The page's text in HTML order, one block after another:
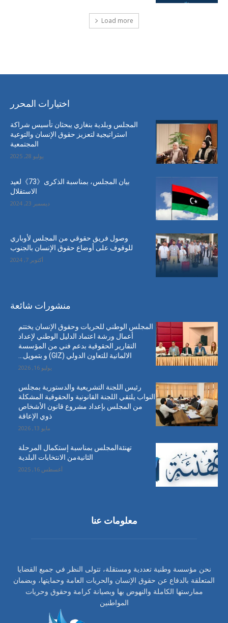
Load more
اختيارات المحرر
المجلس وبلدية بنغازي يبحثان تأسيس شراكة
استراتيجية لتعزيز حقوق الإنسان والتوعية
المجتمعية
يوليو 28, 2025
بيان المجلس، بمناسبة الذكرى《73》لعيد
الاستقلال
ديسمبر 23, 2024
وصول فريق حقوقي من المجلس لأوباري
للوقوف على أوضاع حقوق الإنسان بالجنوب
أكتوبر 7, 2024
منشورات شائعة
المجلس الوطني للحريات وحقوق الإنسان يختتم
أعمال ورشة اعتماد الدليل الوطني لإعداد
التقارير الحقوقية بدعم فني من المؤسسة
الالمانية للتعاون الدولي (GIZ) و بتمويل...
يوليو 16, 2026
رئيس اللجنة التشريعية والدستورية بمجلس
النواب يلتقي اللجنة القانونية والحقوقية المشكلة
من المجلس بإعداد مشروع قانون الأشخاص
ذوي الإعاقة
مايو 13, 2026
تهنئةالمجلس بمناسبة إستكمال المرحلة
الثانيةمن الانتخابات البلدية
أغسطس 16, 2025
معلومات عنا
نحن مؤسسة وطنية تعددية ومستقلة، تتولى النظر في جميع القضايا
المتعلقة بالدفاع عن حقوق الإنسان والحريات العامة وحمايتها، وبضمان
ممارستها الكاملة والنهوض بها وبصيانة كرامة وحقوق وحريات
المواطنين